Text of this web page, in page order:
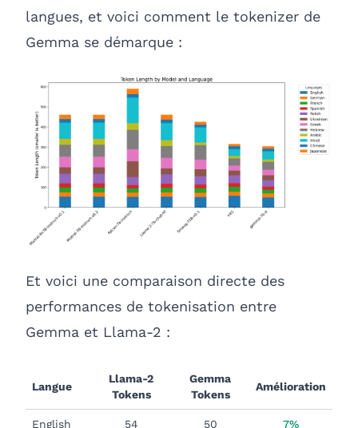
langues, et voici comment le tokenizer de
Gemma se démarque :
Et voici une comparaison directe des
performances de tokenisation entre
Gemma et Llama-2 :
Langue
Llama-2
Tokens
Gemma
Tokens
Amélioration
English 54 50 7%